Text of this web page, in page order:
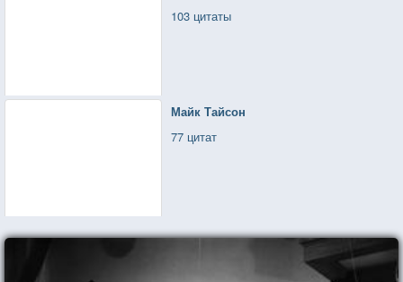
103 цитаты
Майк Тайсон
77 цитат